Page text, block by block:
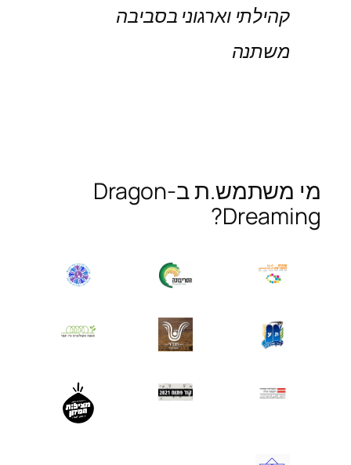
קהילתי וארגוני בסביבה
משתנה
מי משתמש.ת ב-Dragon
Dreaming?